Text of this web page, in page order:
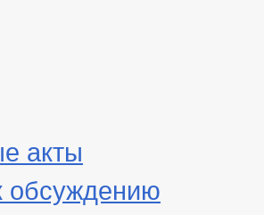
акты
обсуждению